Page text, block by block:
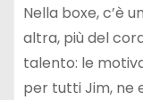
Nella boxe, c’è
altra, più del
talento: le
per tutti Jim, ne